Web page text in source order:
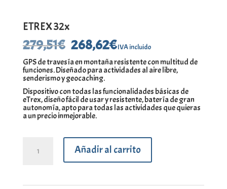
ETREX 32x
279,51€ El
precio
original
era:
279,51€.
268,62€El
precio
actual
268,62€.
IVA incluido
GPS de travesía en montaña resistente con multitud de
funciones. Diseñado para actividades al aire libre,
senderismo y geocaching.
Dispositivo con todas las funcionalidades básicas de
eTrex, diseño fácil de usar y resistente, batería de gran
autonomía, apto para todas las actividades que quieras
a un precio inmejorable.
Añadir al carrito